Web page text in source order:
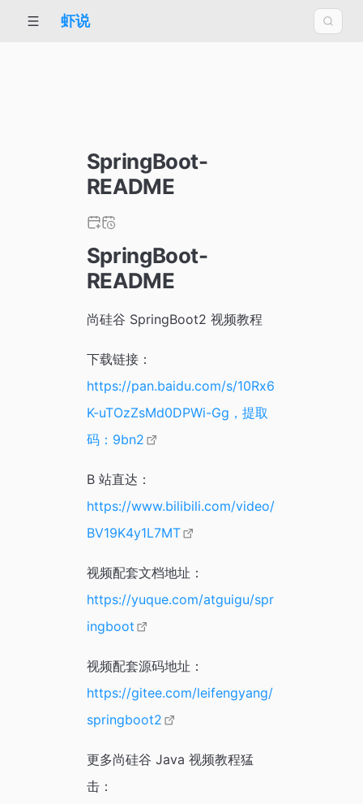
虾说
SpringBoot-
README
SpringBoot-
README
尚硅谷 SpringBoot2 视频教程
下载链接：
https://pan.baidu.com/s/10Rx6
K-uTOzZsMd0DPWi-Gg，提取
码：9bn2
B 站直达：
https://www.bilibili.com/video/
BV19K4y1L7MT
视频配套文档地址：
https://yuque.com/atguigu/spr
ingboot
视频配套源码地址：
https://gitee.com/leifengyang/
springboot2
更多尚硅谷 Java 视频教程猛
击：